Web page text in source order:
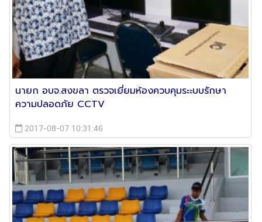
นายก อบจ.สงขลา ตรวจเยี่ยมห้องควบคุมระะบบรักษา
ความปลอดภัย CCTV
2017-08-07 10:31:46